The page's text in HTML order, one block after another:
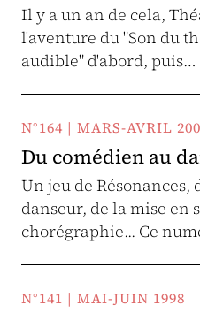
Il y a un an de cela,
l'aventure du "Son du
audible" d'abord, puis…
N°164 | MARS-AVRIL
Du comédien au
Un jeu de Résonances,
danseur, de la mise en
chorégraphie... Ce
N°141 | MAI-JUIN 1998